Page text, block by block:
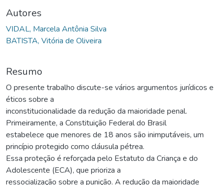
Autores
VIDAL, Marcela Antônia Silva
BATISTA, Vitória de Oliveira
Resumo
O presente trabalho discute-se vários argumentos jurídicos e
éticos sobre a
inconstitucionalidade da redução da maioridade penal.
Primeiramente, a Constituição Federal do Brasil
estabelece que menores de 18 anos são inimputáveis, um
princípio protegido como cláusula pétrea.
Essa proteção é reforçada pelo Estatuto da Criança e do
Adolescente (ECA), que prioriza a
ressocialização sobre a punição. A redução da maioridade